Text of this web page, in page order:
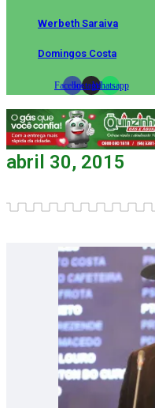
Werbeth Saraiva
Domingos Costa
FacebookInstagramWhatsapp
abril 30, 2015